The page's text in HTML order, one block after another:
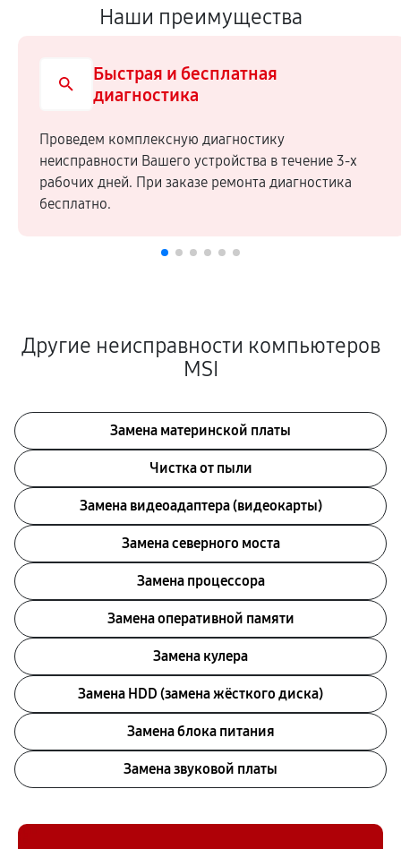
Наши преимущества
Быстрая и бесплатная
диагностика
Проведем комплексную диагностику
неисправности Вашего устройства в течение 3-х
рабочих дней. При заказе ремонта диагностика
бесплатно.
Другие неисправности компьютеров
MSI
Замена материнской платы
Чистка от пыли
Замена видеоадаптера (видеокарты)
Замена северного моста
Замена процессора
Замена оперативной памяти
Замена кулера
Замена HDD (замена жёсткого диска)
Замена блока питания
Замена звуковой платы